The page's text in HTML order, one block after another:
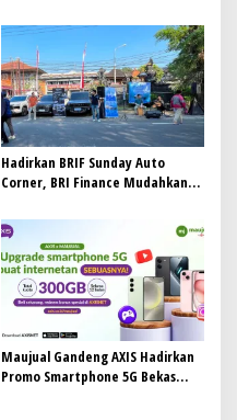
Pekerja di Pabrik Tembakau
Hadirkan BRIF Sunday Auto
Corner, BRI Finance Mudahkan
Impian
Maujual Gandeng AXIS Hadirkan
Promo Smartphone 5G Bekas